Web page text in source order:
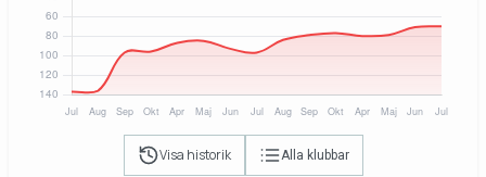
Visa historik Alla klubbar